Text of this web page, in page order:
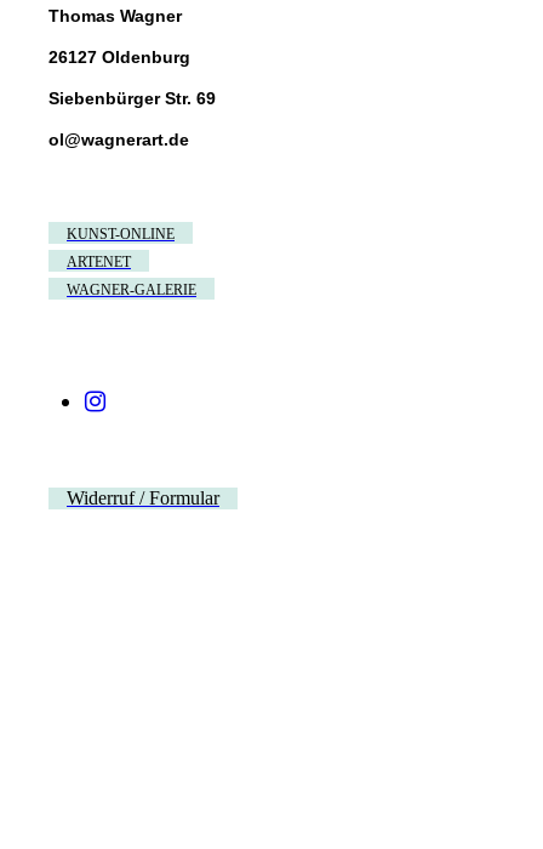
Thomas Wagner
26127 Oldenburg
Siebenbürger Str. 69
ol@wagnerart.de
KUNST-ONLINE
ARTENET
WAGNER-GALERIE
Widerruf / Formular